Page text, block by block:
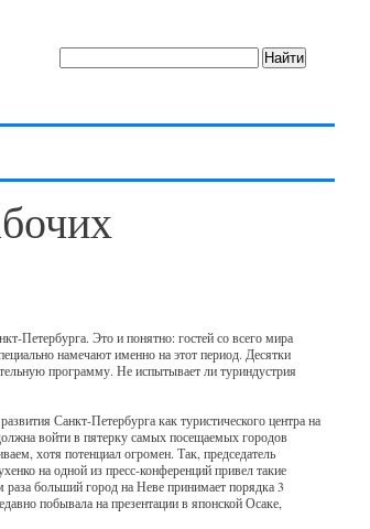
Петербурга. Это и понятно: гостей со всего мира
намечают именно на этот период. Десятки
программу. Не испытывает ли туриндустрия
Санкт-Петербурга как туристического центра на
войти в пятерку самых посещаемых городов
хотя потенциал огромен. Так, председатель
на одной из пресс-конференций привел такие
больший город на Неве принимает порядка 3
побывала на презентации в японской Осаке,